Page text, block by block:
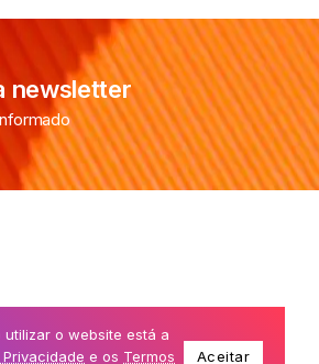
newsletter
o website está a
e os Termos Aceitar